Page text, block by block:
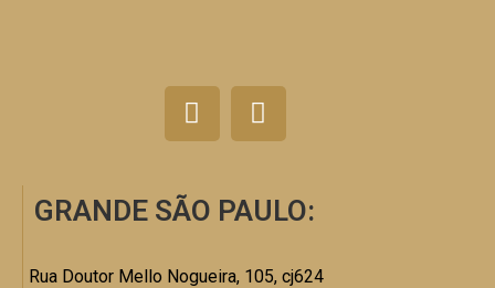
GRANDE SÃO PAULO:
Rua Doutor Mello Nogueira, 105, cj624